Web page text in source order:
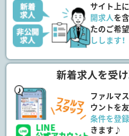
サイト上
開求人を
たのご希
しします！
新着求人を受
ファルマ
ウントを
条件を登録
きます♪